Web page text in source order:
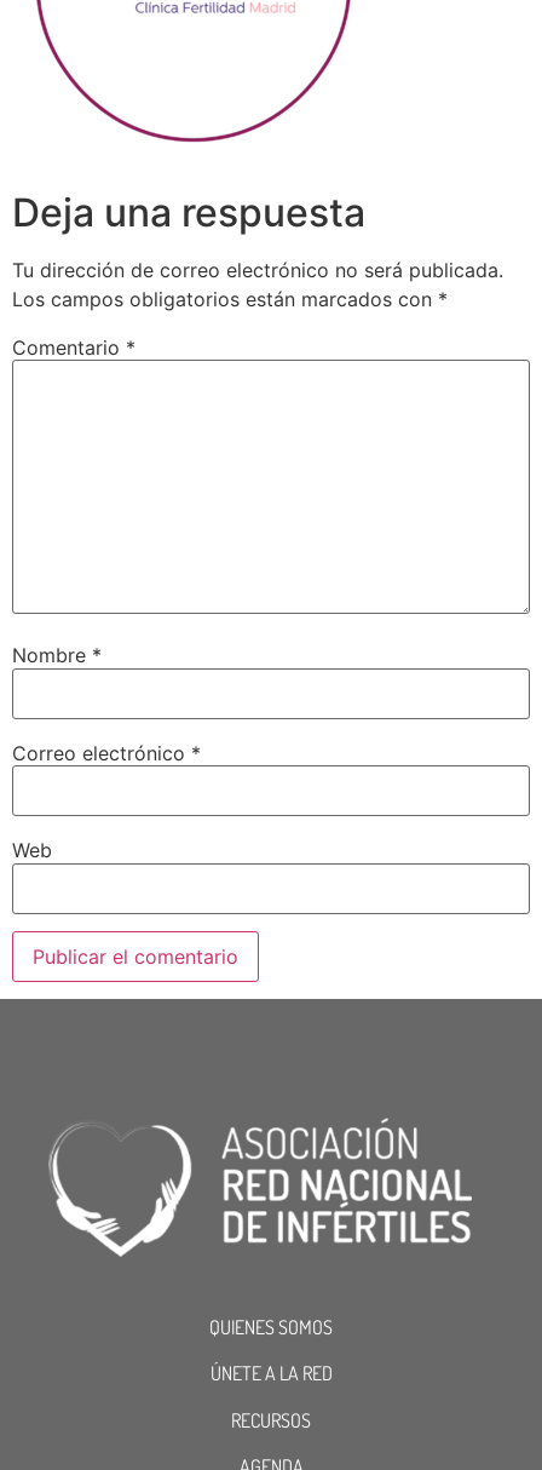
Deja una respuesta
Tu dirección de correo electrónico no será publicada.
Los campos obligatorios están marcados con *
Comentario *
Nombre *
Correo electrónico *
Web
QUIENES SOMOS
ÚNETE A LA RED
RECURSOS